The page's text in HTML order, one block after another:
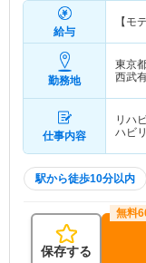
給与
【モ
勤務地
東京
西武
仕事内容
リハ
ハビ
駅から徒歩10分以内
保存する